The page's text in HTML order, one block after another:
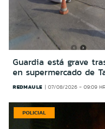
Guardia está grave
en supermercado de
REDMAULE 07/08/2026 - 09:09
POLICIAL